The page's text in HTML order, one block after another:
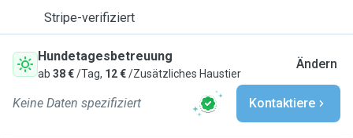
Stripe-verifiziert
Hundetagesbetreuung
ab 38 €/Tag, 12 €/Zusätzliches Haustier
Ändern
Keine Daten spezifiziert Kontaktiere